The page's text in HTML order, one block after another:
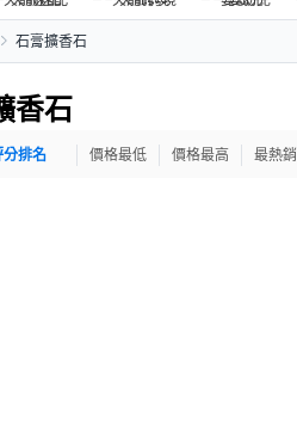
石膏擴香石
香石
排名 價格最低 價格最高 最熱銷